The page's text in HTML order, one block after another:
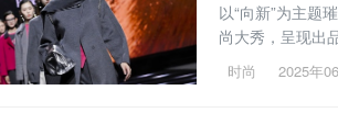
以“向新”为主题
尚大秀，呈现出
与时尚创新的新
新”为精神内核
时尚 2025年